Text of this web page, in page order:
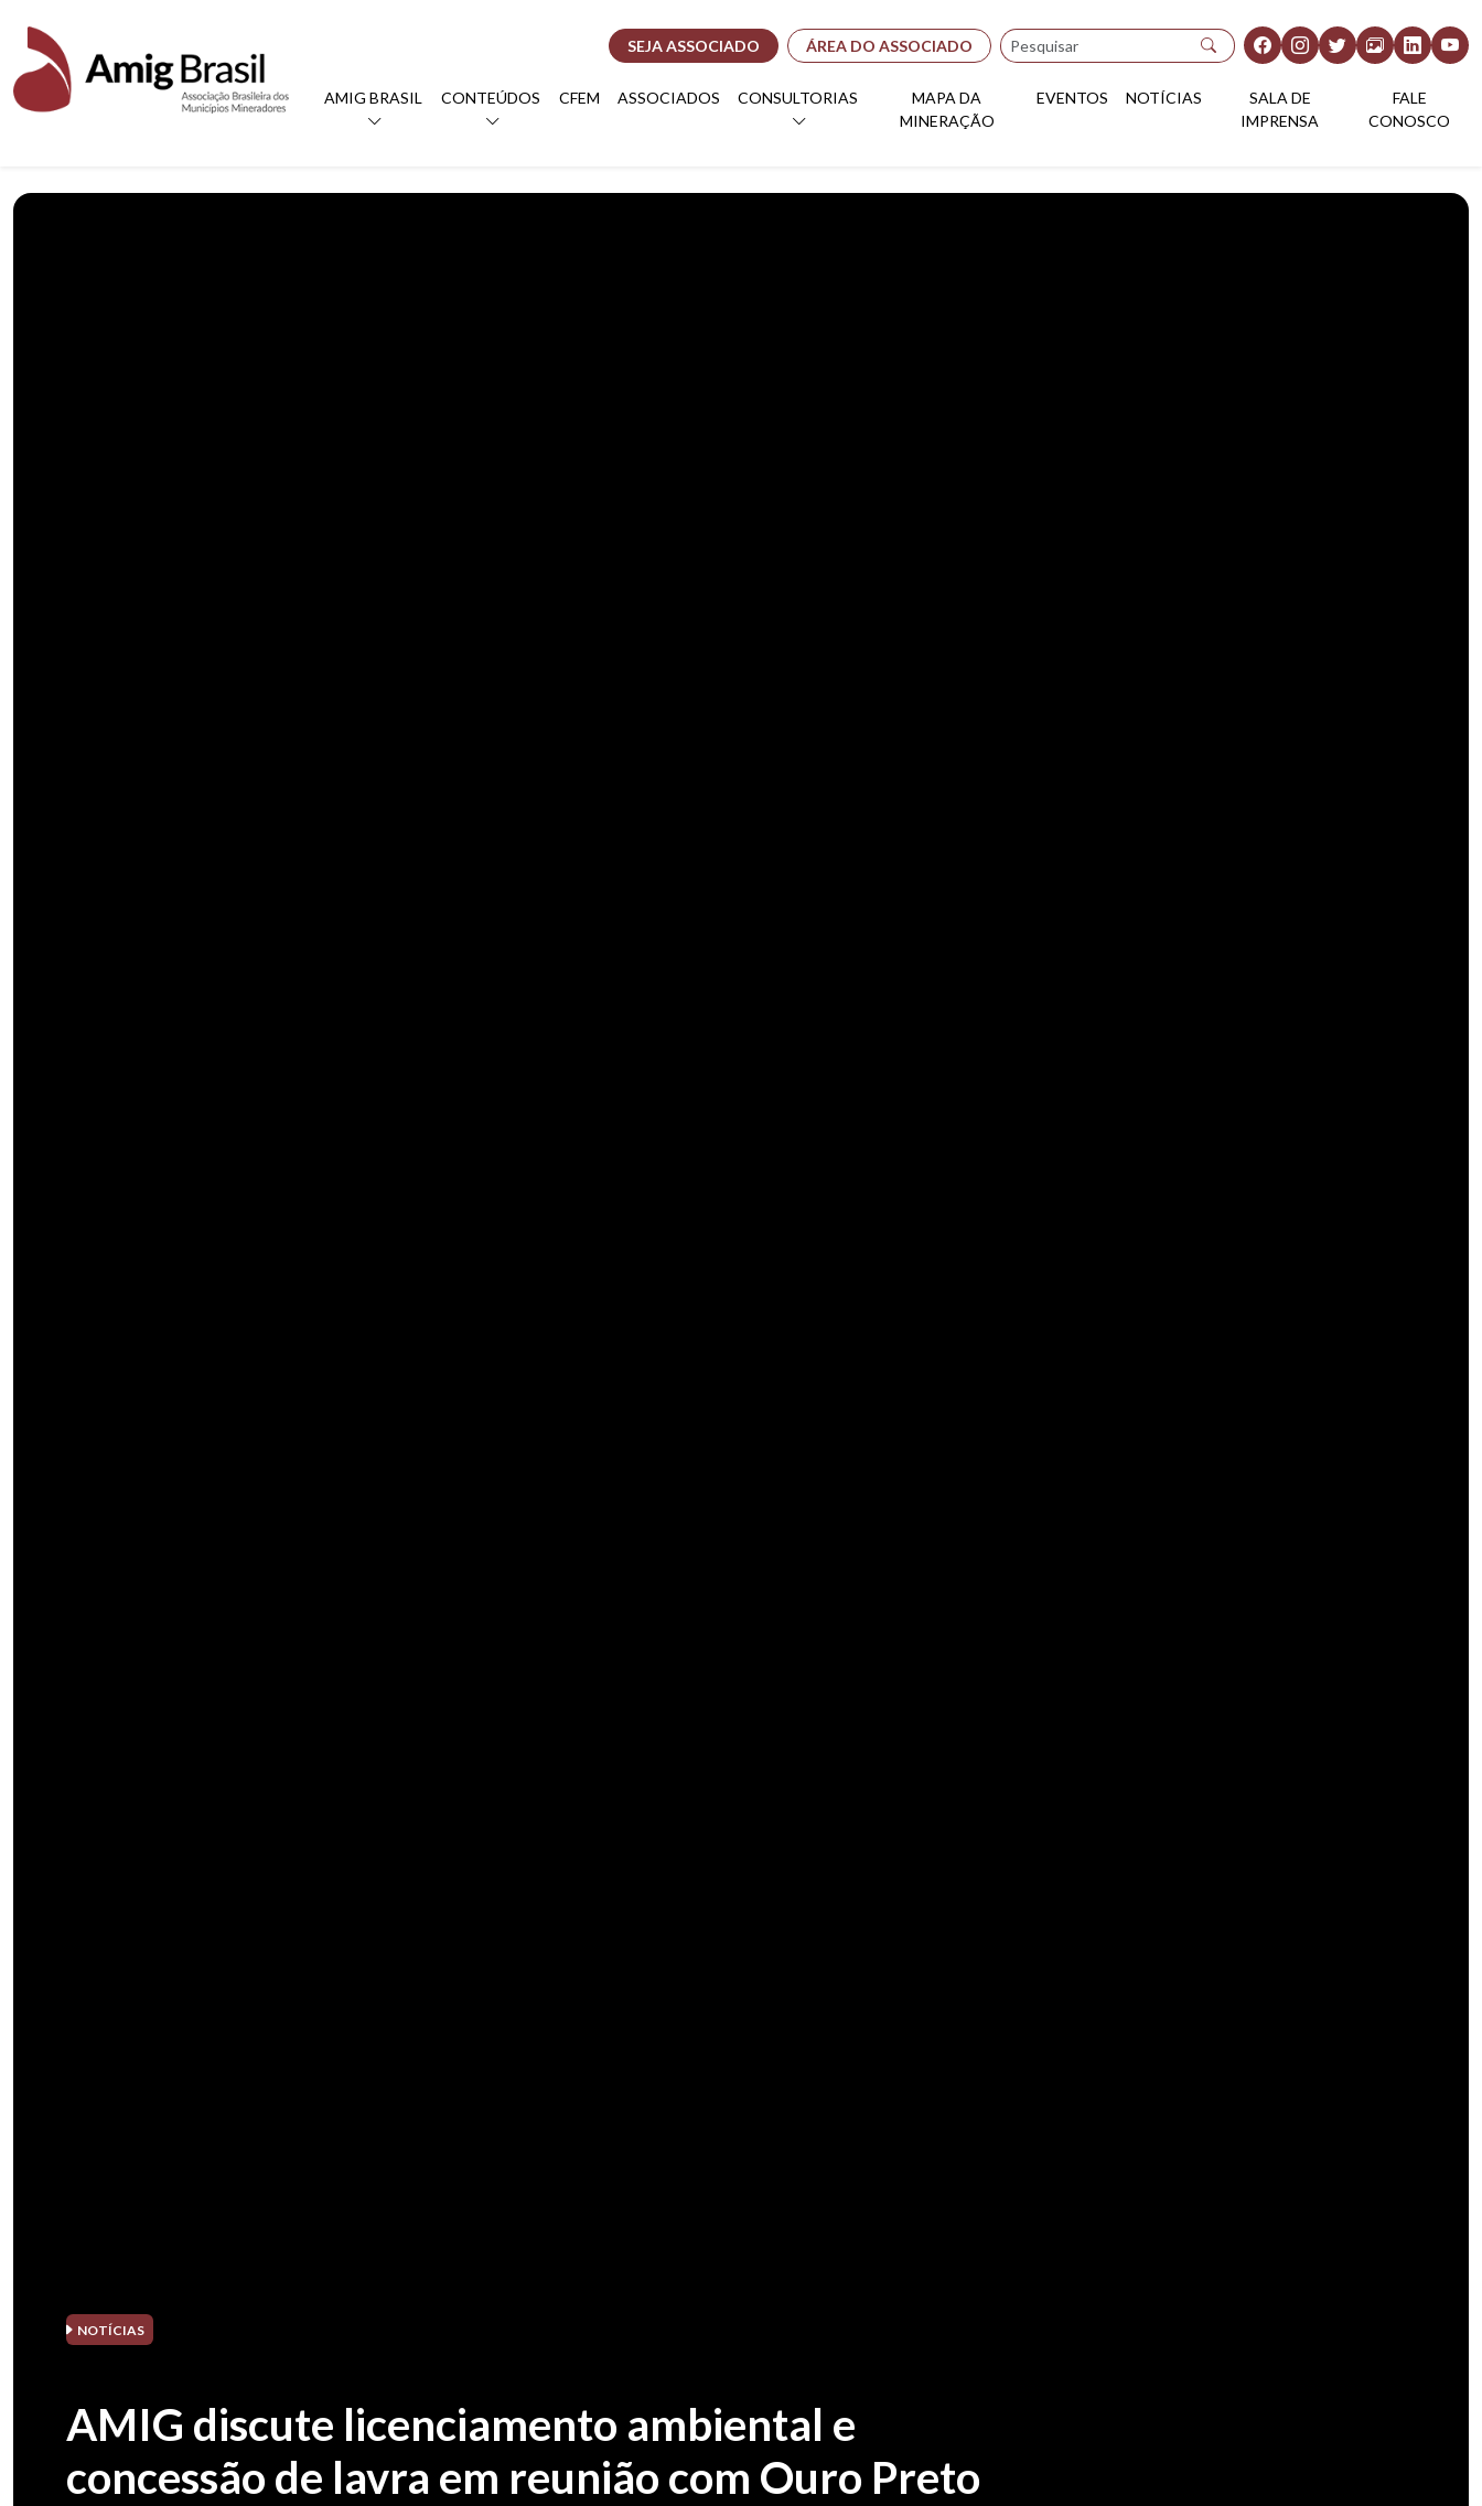
SEJA ASSOCIADO ÁREA DO ASSOCIADO Pesquisar
AMIG BRASIL CONTEÚDOS CFEM ASSOCIADOS CONSULTORIAS
MAPA DA
MINERAÇÃO
EVENTOS NOTÍCIAS
SALA DE
IMPRENSA
FALE
CONOSCO
NOTÍCIAS
AMIG discute licenciamento ambiental e
concessão de lavra em reunião com Ouro Preto